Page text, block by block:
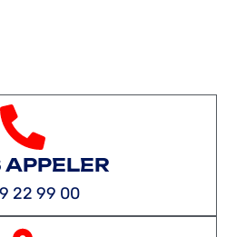
APPELER
22 99 00